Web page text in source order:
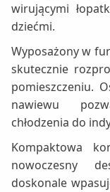
wirującymi
dziećmi.
Wyposażony w
skutecznie
pomieszczeniu.
nawiewu
chłodzenia do
Kompaktowa
nowoczesny
doskonale